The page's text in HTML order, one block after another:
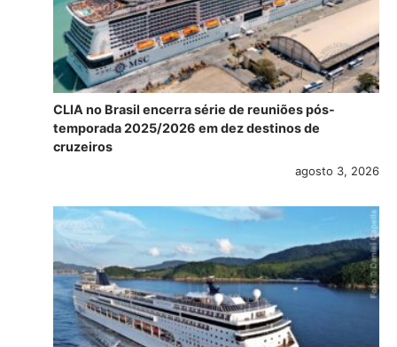
CLIA no Brasil encerra série de reuniões pós-
temporada 2025/2026 em dez destinos de
cruzeiros
agosto 3, 2026